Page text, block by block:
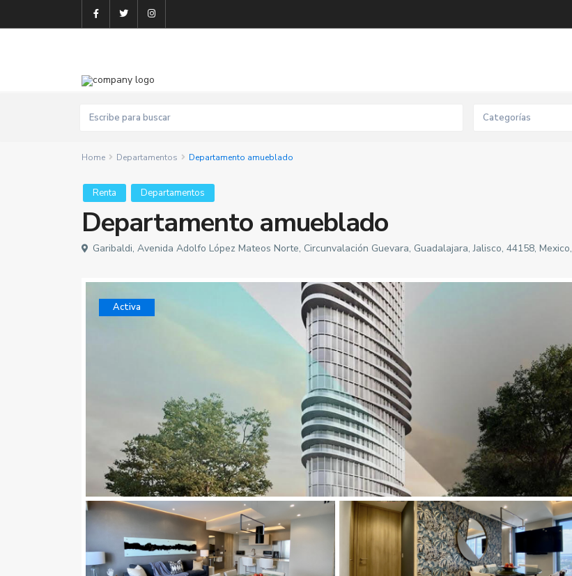
Categorías
Home Departamentos Departamento amueblado
Renta Departamentos
Departamento amueblado
Garibaldi, Avenida Adolfo López Mateos Norte, Circunvalación Guevara, Guadalajara, Jalisco, 44158, Mexico,
Activa